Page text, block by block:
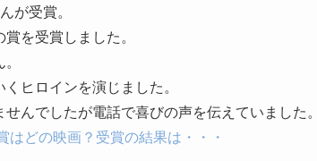
が受賞。
を受賞しました。
ヒロインを演じました。
んでしたが電話で喜びの声を伝えていました。
どの映画？受賞の結果は・・・